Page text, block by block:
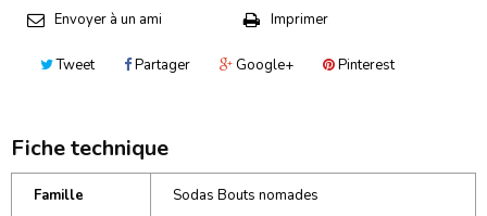
Envoyer à un ami Imprimer
Tweet Partager Google+ Pinterest
Fiche technique
Famille Sodas Bouts nomades